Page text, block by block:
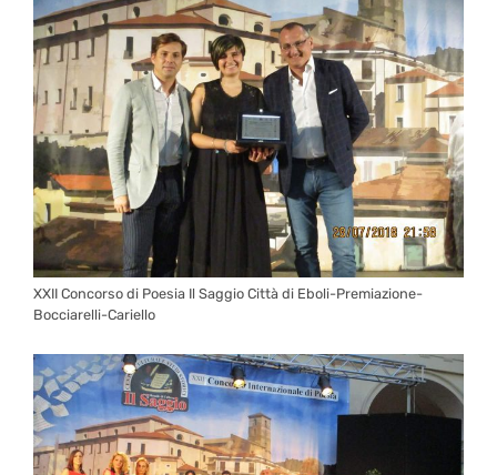
XXII Concorso di Poesia Il Saggio Città di Eboli-Premiazione-
Bocciarelli-Cariello